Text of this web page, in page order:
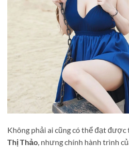
Không phải ai cũng có thể đạt được
Thị Thảo , nhưng chính hành trình